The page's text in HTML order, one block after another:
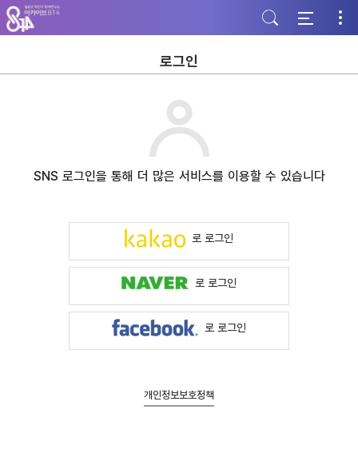
주
메
뉴
가
본
문
바
기
하
단
바
기
로그인
SNS 로그인을 통해 더 많은 서비스를 이용할 수 있습니다
로 로그인
로 로그인
로 로그인
개인정보보호정책